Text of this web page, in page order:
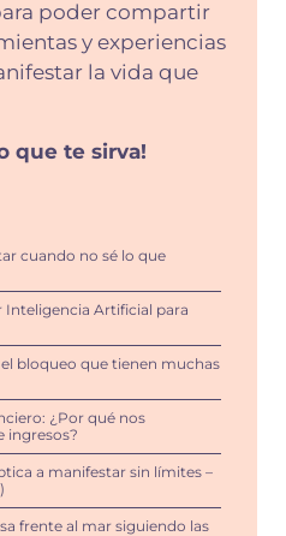
poder compartir
y experiencias
la vida que
que te sirva!
cuando no sé lo que
Inteligencia Artificial para
el bloqueo que tienen muchas
¿Por qué nos
ingresos?
a manifestar sin límites –
frente al mar siguiendo las